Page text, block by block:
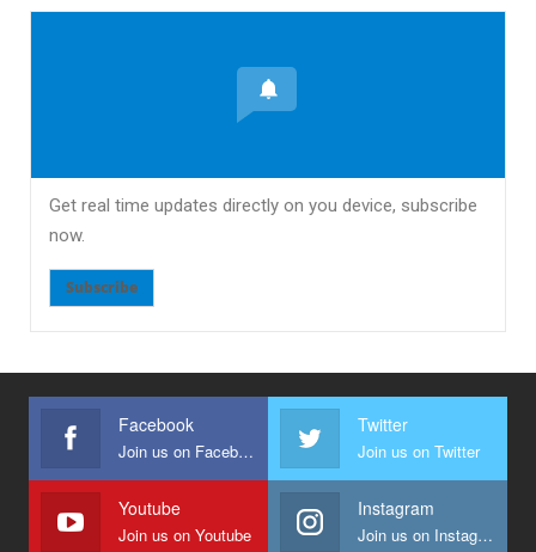
Get real time updates directly on you device, subscribe
now.
Subscribe
Facebook
Join us on Facebook
Twitter
Join us on Twitter
Youtube
Join us on Youtube
Instagram
Join us on Instagram